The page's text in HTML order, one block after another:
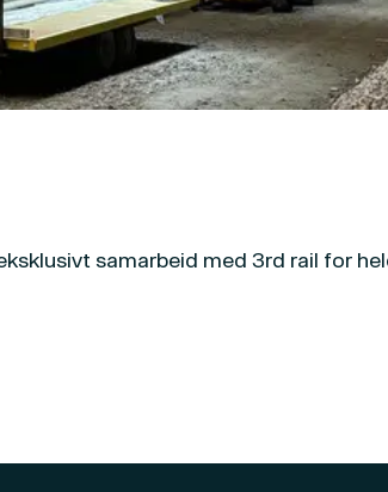
samarbeid med 3rd rail for